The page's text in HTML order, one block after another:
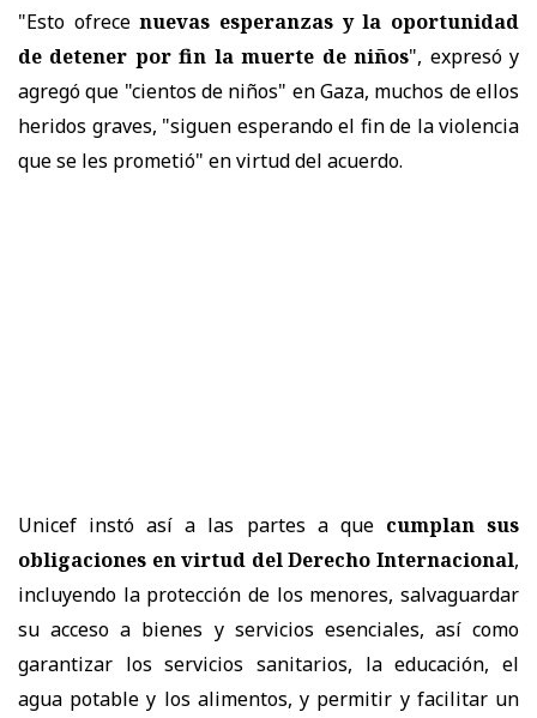
"Esto ofrecenuevas esperanzas y la oportunidad
de detener por fin la muerte de niños", expresó y
agregó que "cientos de niños" en Gaza, muchos de ellos
heridos graves, "siguen esperando el fin de la violencia
que se les prometió" en virtud del acuerdo.
Unicef instó así a las partes a que cumplan sus
obligaciones en virtud del Derecho Internacional,
incluyendo la protección de los menores, salvaguardar
su acceso a bienes y servicios esenciales, así como
garantizar los servicios sanitarios, la educación, el
agua potable y los alimentos, y permitir y facilitar un